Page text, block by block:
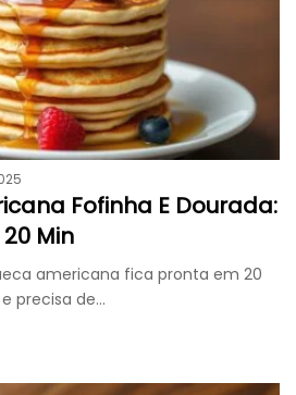
Fofinha E Dourada:
Min
americana fica pronta em 20
precisa de…